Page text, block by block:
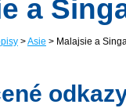
a
>Asie > Malajsie a